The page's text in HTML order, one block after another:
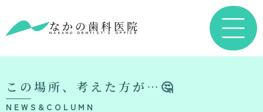
なかの歯科医院
NAKANO DENTIST’S OFFICE
この場所、考えた方が…🤔
NEWS&COLUMN